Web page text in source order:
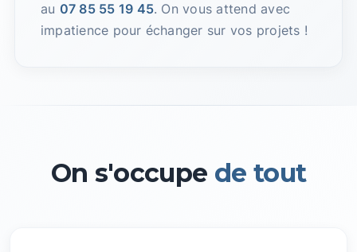
au 07 85 55 19 45. On vous attend avec
impatience pour échanger sur vos projets !
On s'occupe de tout